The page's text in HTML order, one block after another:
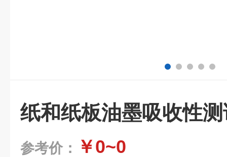
纸和纸板油墨吸收性
参考价： ￥0~0